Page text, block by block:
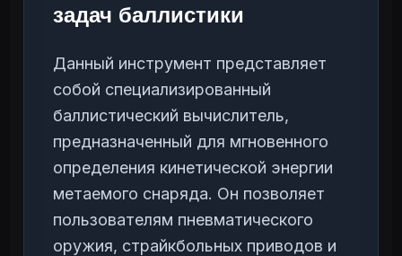
задач баллистики
Данный инструмент представляет
собой специализированный
баллистический вычислитель,
предназначенный для мгновенного
определения кинетической энергии
метаемого снаряда. Он позволяет
пользователям пневматического
оружия, страйкбольных приводов и